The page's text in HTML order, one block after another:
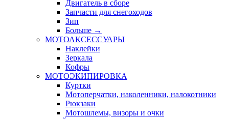
Двигатель в сборе
Запчасти для снегоходов
Зип
Больше →
МОТОАКСЕССУАРЫ
Наклейки
Зеркала
Кофры
МОТОЭКИПИРОВКА
Куртки
Мотоперчатки, наколенники, налокотники
Рюкзаки
Мотошлемы, визоры и очки